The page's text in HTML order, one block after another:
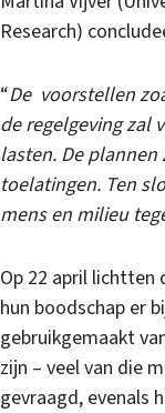
Research)
“De voorstellen
de regelgeving zal
lasten. De
toelatingen. Ten
mens en milieu
Op 22 april lichtten
hun boodschap er
gebruikgemaakt
zijn – veel van die
gevraagd, evenals